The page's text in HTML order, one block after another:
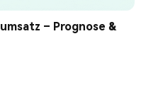
– Prognose &